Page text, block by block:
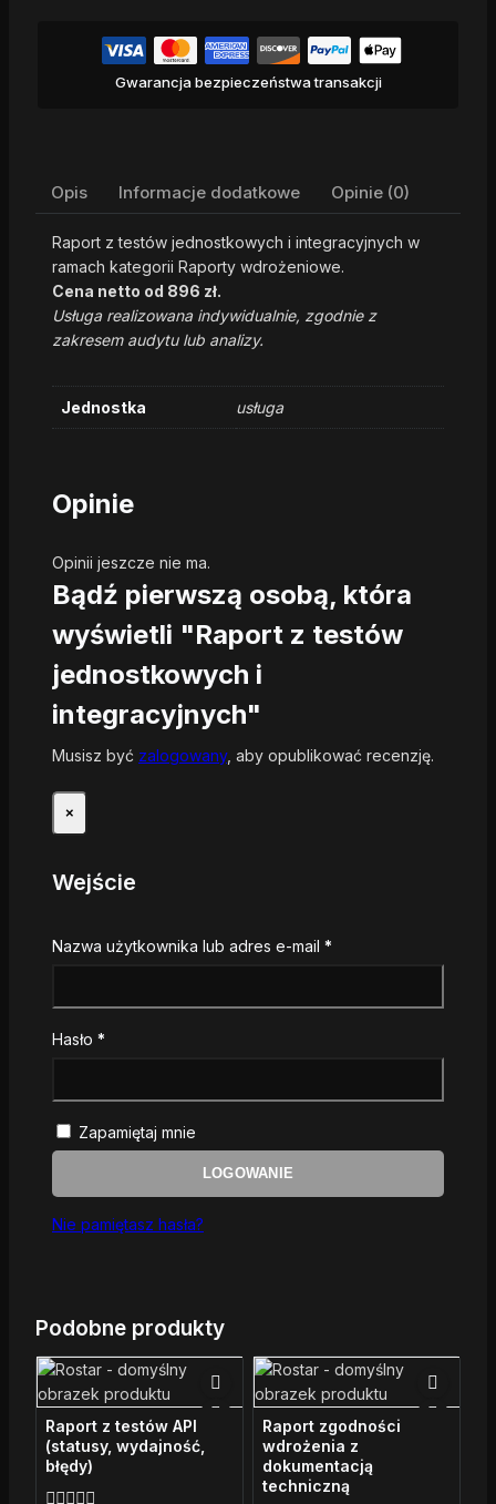
Gwarancja bezpieczeństwa transakcji
Opis Informacje dodatkowe Opinie (0)
Raport z testów jednostkowych i integracyjnych w
ramach kategorii Raporty wdrożeniowe.
Cena netto od 896 zł.
Usługa realizowana indywidualnie, zgodnie z
zakresem audytu lub analizy.
Jednostka usługa
Opinie
Opinii jeszcze nie ma.
Bądź pierwszą osobą, która
wyświetli "Raport z testów
jednostkowych i
integracyjnych"
Musisz być zalogowany, aby opublikować recenzję.
×
Wejście
Nazwa użytkownika lub adres e-mail *
Hasło *
Zapamiętaj mnie
LOGOWANIE
Nie pamiętasz hasła?
Podobne produkty
Raport z testów API
(statusy, wydajność,
błędy)
Raport zgodności
wdrożenia z
dokumentacją
techniczną